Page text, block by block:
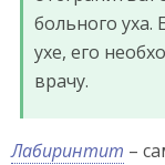
больного уха.
ухе, его
врачу.
Лабиринтит –